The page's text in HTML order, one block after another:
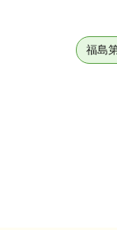
福島